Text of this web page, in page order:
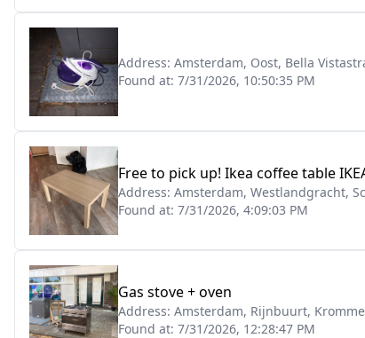
Address: Amsterdam, Oost, Bella
Found at: 7/31/2026, 10:50:35 PM
Free to pick up! Ikea coffee table
Address: Amsterdam, Westlandgracht,
Found at: 7/31/2026, 4:09:03 PM
Gas stove + oven
Address: Amsterdam, Rijnbuurt,
Found at: 7/31/2026, 12:28:47 PM